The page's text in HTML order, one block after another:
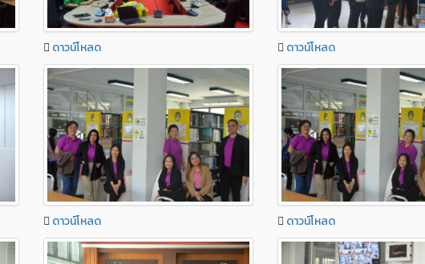
ดาวน์โหลด ดาวน์โหลด
ดาวน์โหลด ดาวน์โหลด